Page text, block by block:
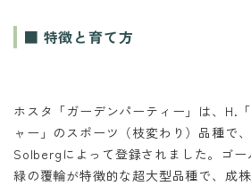
■ 特徴と育て方
ホスタ「ガーデンパーティー」は、H.
ャー」のスポーツ（枝変わり）品種で
Solbergによって登録されました。ゴ
緑の覆輪が特徴的な超大型品種で、成